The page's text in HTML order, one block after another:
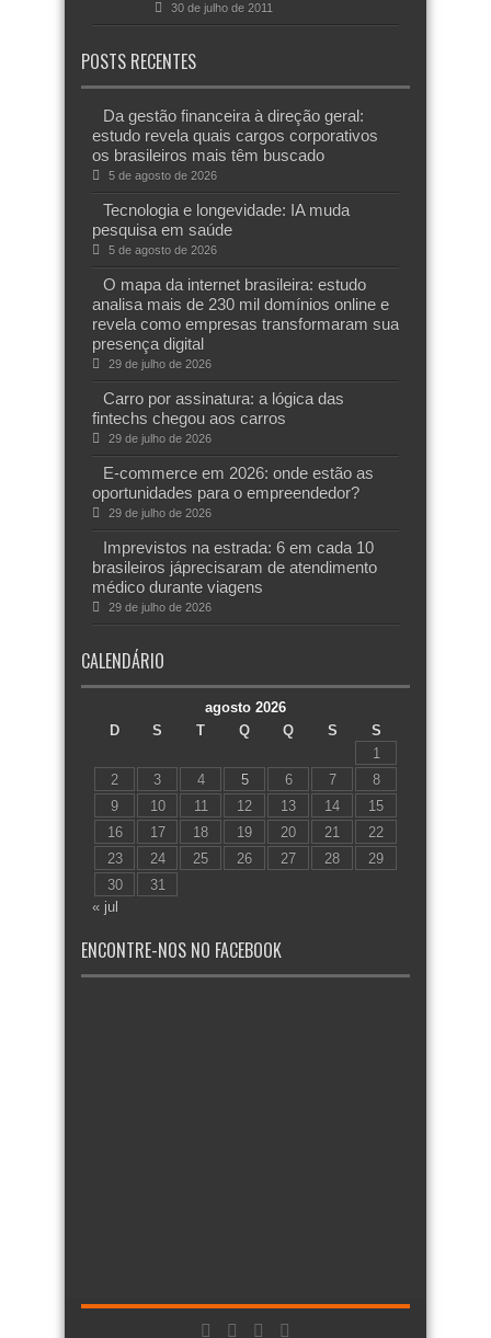
30 de julho de 2011
POSTS RECENTES
Da gestão financeira à direção geral:
estudo revela quais cargos corporativos
os brasileiros mais têm buscado
5 de agosto de 2026
Tecnologia e longevidade: IA muda
pesquisa em saúde
5 de agosto de 2026
O mapa da internet brasileira: estudo
analisa mais de 230 mil domínios online e
revela como empresas transformaram sua
presença digital
29 de julho de 2026
Carro por assinatura: a lógica das
fintechs chegou aos carros
29 de julho de 2026
E-commerce em 2026: onde estão as
oportunidades para o empreendedor?
29 de julho de 2026
Imprevistos na estrada: 6 em cada 10
brasileiros jáprecisaram de atendimento
médico durante viagens
29 de julho de 2026
CALENDÁRIO
agosto 2026
D
S T Q Q S
S
1
2
3 4 5 6 7
8
9
10 11 12 13 14
15
16
17 18 19 20 21
22
23
24 25 26 27 28
29
30
31
« jul
ENCONTRE-NOS NO FACEBOOK